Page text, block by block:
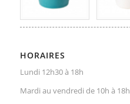
HORAIRES
Lundi 12h30 à 18h
Mardi au vendredi de 10h à 18h